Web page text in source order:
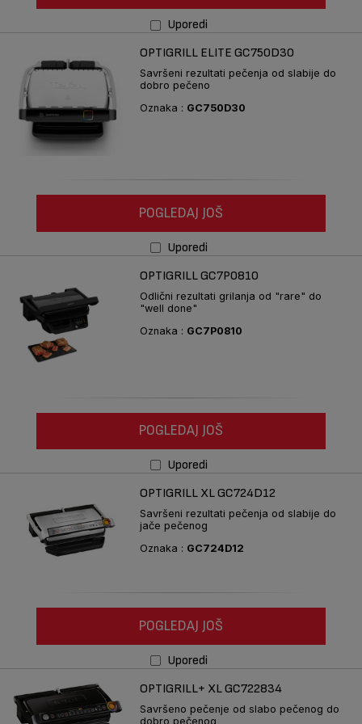
Uporedi
OPTIGRILL ELITE GC750D30
Savršeni rezultati pečenja od slabije do
dobro pečeno
Oznaka : GC750D30
POGLEDAJ JOŠ
Uporedi
OPTIGRILL GC7P0810
Odlični rezultati grilanja od "rare" do
"well done"
Oznaka : GC7P0810
POGLEDAJ JOŠ
Uporedi
OPTIGRILL XL GC724D12
Savršeni rezultati pečenja od slabije do
jače pečenog
Oznaka : GC724D12
POGLEDAJ JOŠ
Uporedi
OPTIGRILL+ XL GC722834
Savršeno pečenje od slabo pečenog do
dobro pečenog